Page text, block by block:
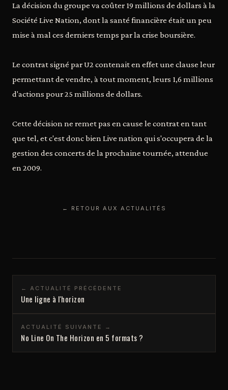
La décision du groupe va coûter 19 millions de dollars à la
Société Live Nation, dont la santé financière était un peu
mise à mal ces derniers temps par la crise boursière.
Le contrat signé par U2 contenait en effet une clause leur
permettant de vendre, à tout moment, leurs 1,6 millions
d'actions pour 25 millions de dollars.
Cette décision ne remet pas en cause le contrat en tant
que tel, et c'est donc bien Live nation qui s'occupera de la
gestion des concerts de la prochaine tournée, attendue
en 2009.
← RETOUR AUX ACTUALITÉS
← ACTUALITÉ PRÉCÉDENTE
Une ligne à l'horizon
ACTUALITÉ SUIVANTE →
No Line On The Horizon en 5 formats ?